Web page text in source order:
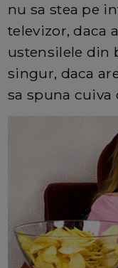
nu sa stea pe
televizor, daca
ustensilele din
singur, daca
sa spuna cuiva